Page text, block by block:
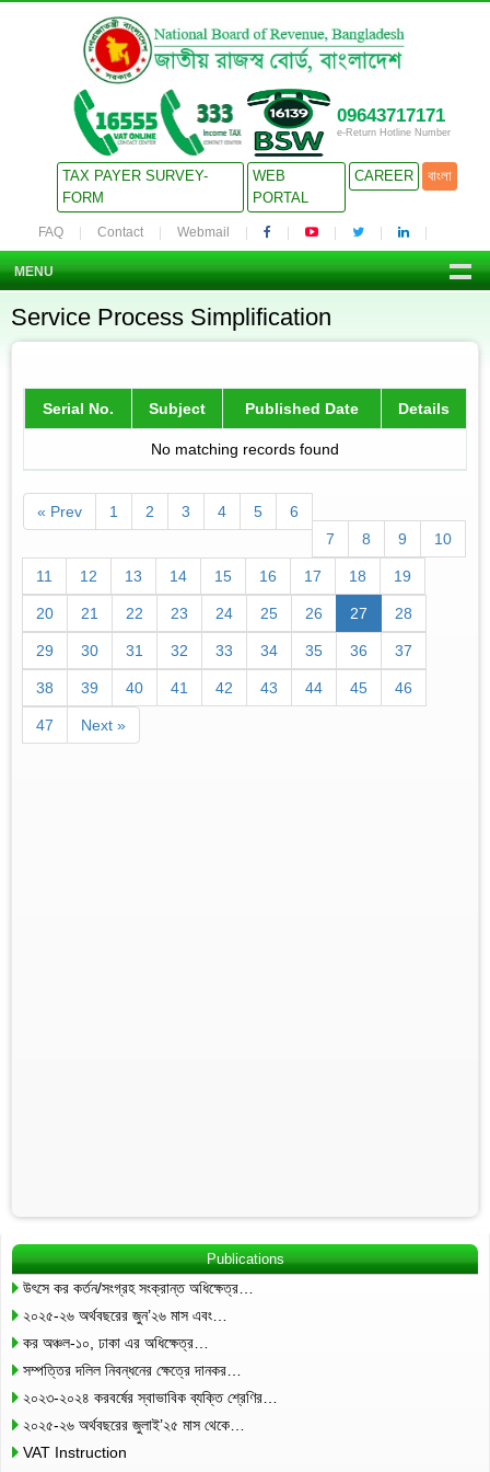
09643717171
e-Return Hotline Number
TAX PAYER SURVEY-
FORM
WEB
PORTAL
CAREER বাংলা
FAQ Contact Webmail
MENU
Service Process Simplification
Serial No. Subject Published Date Details
No matching records found
« Prev 1 2 3 4 5
6
7
8 9 10
11 12 13 14 15 16 17 18 19
20 21 22 23 24 25 26 27 28
29 30 31 32 33 34 35 36 37
38 39 40 41 42 43 44 45 46
47 Next »
Publications
উৎসে কর কর্তন/সংগ্রহ সংক্রান্ত অধিক্ষেত্র…
২০২৫-২৬ অর্থবছরের জুন’২৬ মাস এবং…
কর অঞ্চল-১০, ঢাকা এর অধিক্ষেত্র…
সম্পত্তির দলিল নিবন্ধনের ক্ষেত্রে দানকর…
২০২৩-২০২৪ করবর্ষের স্বাভাবিক ব্যক্তি শ্রেণির…
২০২৫-২৬ অর্থবছরের জুলাই’২৫ মাস থেকে…
VAT Instruction